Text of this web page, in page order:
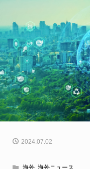
2024.07.02
海外, 海外ニュース